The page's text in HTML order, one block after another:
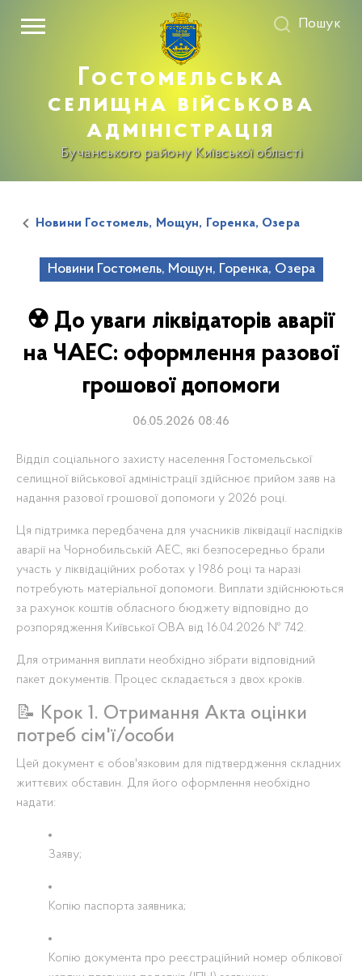
Гостомельська
селищна військова
адміністрація
Бучанського району Київської області
Пошук
Новини Гостомель, Мощун, Горенка, Озера
Новини Гостомель, Мощун, Горенка, Озера
☢️ До уваги ліквідаторів аварії
на ЧАЕС: оформлення разової
грошової допомоги
06.05.2026 08:46
Відділ соціального захисту населення Гостомельської
селищної військової адміністрації здійснює прийом заяв на
надання разової грошової допомоги у 2026 році.
Ця підтримка передбачена для учасників ліквідації наслідків
аварії на Чорнобильській АЕС, які безпосередньо брали
участь у ліквідаційних роботах у 1986 році та наразі
потребують матеріальної допомоги. Виплати здійснюються
за рахунок коштів обласного бюджету відповідно до
розпорядження Київської ОВА від 16.04.2026 № 742.
Для отримання виплати необхідно зібрати відповідний
пакет документів. Процес складається з двох кроків.
📝 Крок 1. Отримання Акта оцінки
потреб сім'ї/особи
Цей документ є обов'язковим для підтвердження складних
життєвих обставин. Для його оформлення необхідно
надати:
Заяву;
Копію паспорта заявника;
Копію документа про реєстраційний номер облікової